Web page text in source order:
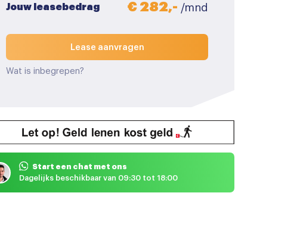
Jouw leasebedrag € 282,- /mnd
Lease aanvragen
Wat is inbegrepen?
Start een chat met ons
Dagelijks beschikbaar van 09:30 tot 18:00